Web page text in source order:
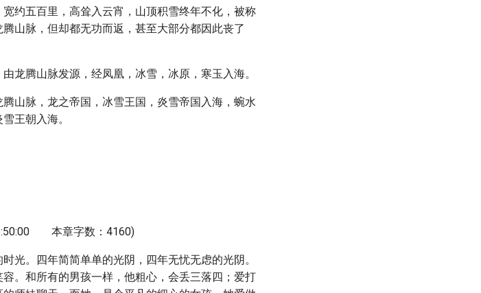
约五百里，高耸入云宵，山顶积雪终年不化，被称
山脉，但却都无功而返，甚至大部分都因此丧了
龙腾山脉发源，经凤凰，冰雪，冰原，寒玉入海。
山脉，龙之帝国，冰雪王国，炎雪帝国入海，蜿水
王朝入海。
本章字数：4160)
光。四年简简单单的光阴，四年无忧无虑的光阴。
。和所有的男孩一样，他粗心，会丢三落四；爱打